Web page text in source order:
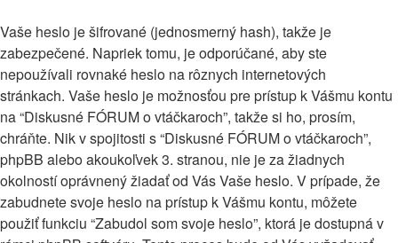
Vaše heslo je šifrované (jednosmerný hash), takže je
zabezpečené. Napriek tomu, je odporúčané, aby ste
nepoužívali rovnaké heslo na rôznych internetových
stránkach. Vaše heslo je možnosťou pre prístup k Vášmu kontu
na “Diskusné FÓRUM o vtáčkaroch”, takže si ho, prosím,
chráňte. Nik v spojitosti s “Diskusné FÓRUM o vtáčkaroch”,
phpBB alebo akoukoľvek 3. stranou, nie je za žiadnych
okolností oprávnený žiadať od Vás Vaše heslo. V prípade, že
zabudnete svoje heslo na prístup k Vášmu kontu, môžete
použiť funkciu “Zabudol som svoje heslo”, ktorá je dostupná v